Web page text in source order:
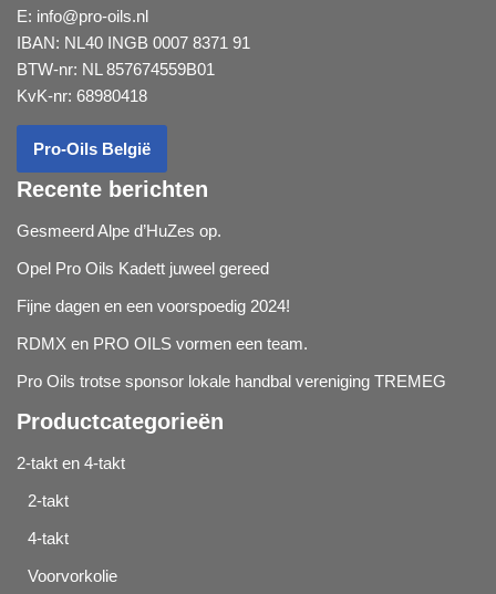
E: info@pro-oils.nl
IBAN: NL40 INGB 0007 8371 91
BTW-nr: NL 857674559B01
KvK-nr: 68980418
Pro-Oils België
Recente berichten
Gesmeerd Alpe d’HuZes op.
Opel Pro Oils Kadett juweel gereed
Fijne dagen en een voorspoedig 2024!
RDMX en PRO OILS vormen een team.
Pro Oils trotse sponsor lokale handbal vereniging TREMEG
Productcategorieën
2-takt en 4-takt
2-takt
4-takt
Voorvorkolie